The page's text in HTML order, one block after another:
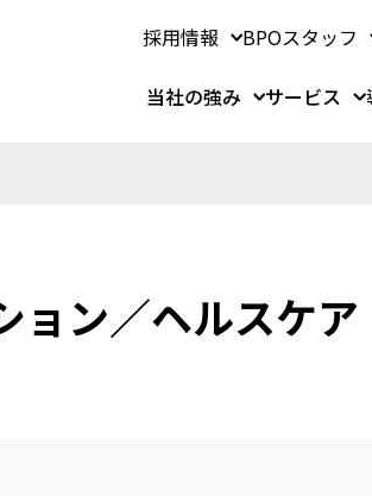
採用情報 BPOスタッフ
当社の強み サービス
ョン／ヘルスケア